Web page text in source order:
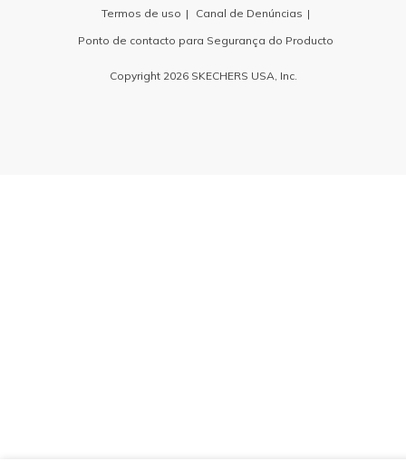
Termos de uso
Canal de Denúncias
Ponto de contacto para Segurança do Producto
Copyright 2026 SKECHERS USA, Inc.